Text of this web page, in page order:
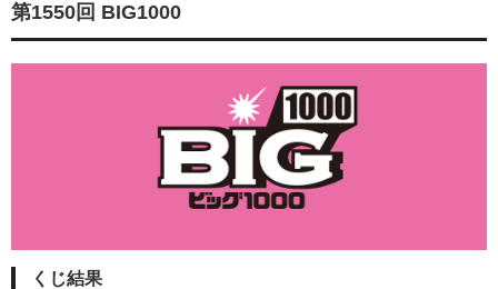
第1550回 BIG1000
くじ結果